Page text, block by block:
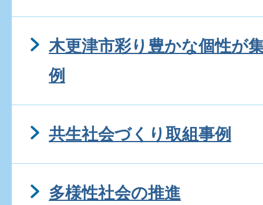
木更津市彩り豊かな個性が
例
共生社会づくり取組事例
多様性社会の推進